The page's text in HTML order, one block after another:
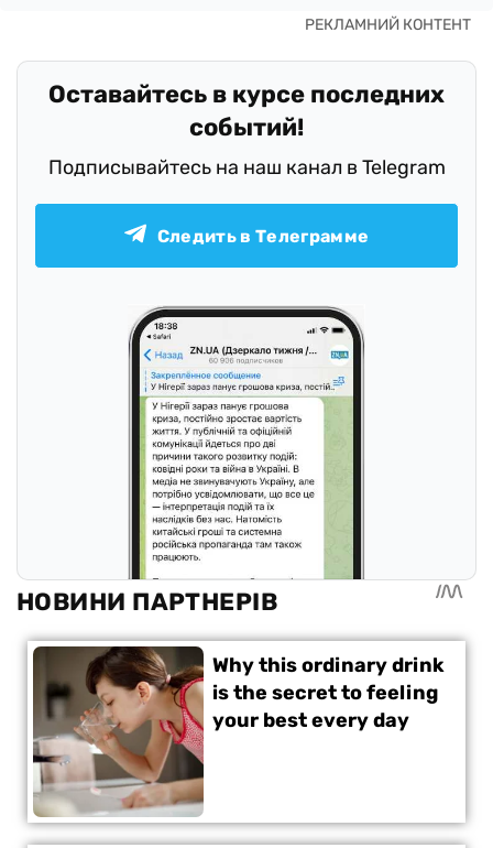
Оставайтесь в курсе последних
событий!
Подписывайтесь на наш канал в Telegram
Следить в Телеграмме